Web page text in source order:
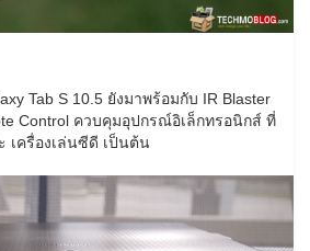
Tab S 10.5 ยังมาพร้อมกับ IR Blaster
Control ควบคุมอุปกรณ์อิเล็กทรอนิกส์ ที่
เครื่องเล่นซีดี เป็นต้น